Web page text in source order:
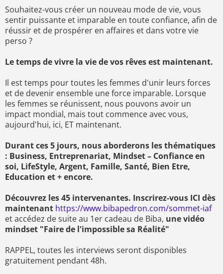
Souhaitez-vous créer un nouveau mode de vie, vous
sentir puissante et imparable en toute confiance, afin de
réussir et de prospérer en affaires et dans votre vie
perso ?
Le temps de vivre la vie de vos rêves est maintenant.
Il est temps pour toutes les femmes d'unir leurs forces
et de devenir ensemble une force imparable. Lorsque
les femmes se réunissent, nous pouvons avoir un
impact mondial, mais tout commence avec vous,
aujourd'hui, ici, ET maintenant.
Durant ces 5 jours, nous aborderons les thématiques
: Business, Entreprenariat, Mindset – Confiance en
soi, LifeStyle, Argent, Famille, Santé, Bien Etre,
Education et + encore.
Découvrez les 45 intervenantes. Inscrirez-vous ICI dès
maintenant https://www.bibapedron.com/sommet-iaf
et accédez de suite au 1er cadeau de Biba, une vidéo
mindset "Faire de l'impossible sa Réalité"
RAPPEL, toutes les interviews seront disponibles
gratuitement pendant 48h.